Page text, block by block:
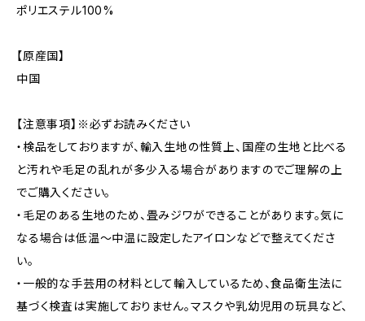
ポリエステル100%
【原産国】
中国
【注意事項】※必ずお読みください
・検品をしておりますが、輸入生地の性質上、国産の生地と比べる
と汚れや毛足の乱れが多少入る場合がありますのでご理解の上
でご購入ください。
・毛足のある生地のため、畳みジワができることがあります。気に
なる場合は低温〜中温に設定したアイロンなどで整えてくださ
い。
・一般的な手芸用の材料として輸入しているため、食品衛生法に
基づく検査は実施しておりません。マスクや乳幼児用の玩具など、